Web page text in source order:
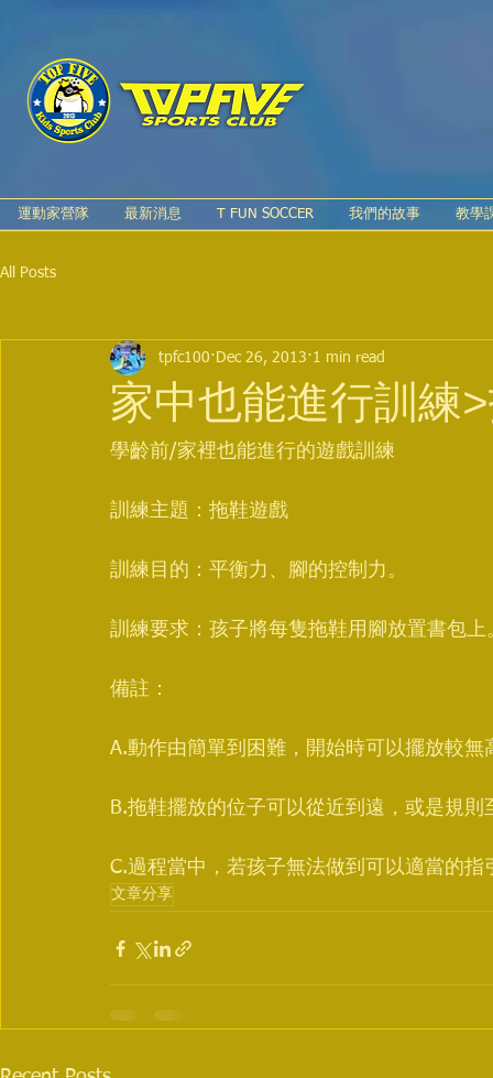
All Posts
家中也能進行訓練
tpfc100 Dec 26, 2013 1 min read
學齡前/家裡也能進行的遊戲訓練
訓練主題：拖鞋遊戲
訓練目的：平衡力、腳的控制力。
訓練要求：孩子將每隻拖鞋用腳放置書包上
備註：
A.動作由簡單到困難，開始時可以擺放較
B.拖鞋擺放的位子可以從近到遠，或是規則
C.過程當中，若孩子無法做到可以適當的指
文章分享
運動家營隊 最新消息 T FUN SOCCER 我們的故事 教學